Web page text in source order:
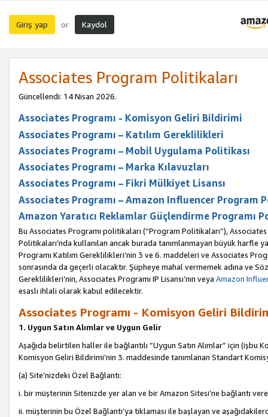
Giriş yap or Kaydol
Associates Program Politikaları
Güncellendi: 14 Nisan 2026.
Associates Programı - Komisyon Geliri Bildirimi
Associates Programı – Katılım Gereklilikleri
Associates Programı – Mobil Uygulama Politikası
Associates Programı – Marka Kılavuzları
Associates Programı – Fikri Mülkiyet Lisansı
Associates Programı – Amazon Influencer Program
Amazon Yaratıcı Reklamlar Güçlendirme Programı
Bu Associates Programı politikaları (“Program Politikaları”),
Politikaları’nda kullanılan ancak burada tanımlanmayan büyük harfle
Programı Katılım Gereklilikleri’nin 3 ve 6. maddeleri ve Associates
sonrasında da geçerli olacaktır. Şüpheye mahal vermemek adına ve
Gereklilikleri’nin, Associates Programı IP Lisansı’nın veya Amazon
esaslı ihlali olarak kabul edilecektir.
Associates Programı - Komisyon Geliri
1. Uygun Satın Alımlar ve Uygun Gelir
Aşağıda belirtilen haller ile bağlantılı “Uygun Satın Alımlar” için
Komisyon Geliri Bildirimi’nin 3. maddesinde tanımlanan Standart
(a) Site’nizdeki Özel Bağlantı:
i. bir müşterinin Sitenizde yer alan ve bir Amazon Sitesi’ne bağlantı
ii. müşterinin bu Özel Bağlantı’ya tıklaması ile başlayan ve